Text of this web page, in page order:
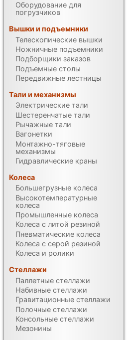
Оборудование для
погрузчиков
Вышки и подъемники
Телескопические вышки
Ножничные подъемники
Подборщики заказов
Подъемные столы
Передвижные лестницы
Тали и механизмы
Электрические тали
Шестеренчатые тали
Рычажные тали
Вагонетки
Монтажно-тяговые
механизмы
Гидравлические краны
Колеса
Большегрузные колеса
Высокотемпературные
колеса
Промышленные колеса
Колеса с литой резиной
Пневматические колеса
Колеса с серой резиной
Колеса и ролики
Стеллажи
Паллетные стеллажи
Набивные стеллажи
Гравитационные стеллажи
Полочные стеллажи
Консольные стеллажи
Мезонины